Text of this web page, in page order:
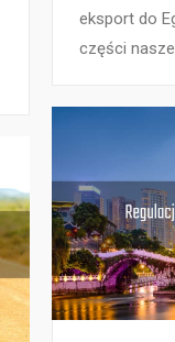
eksport do
części